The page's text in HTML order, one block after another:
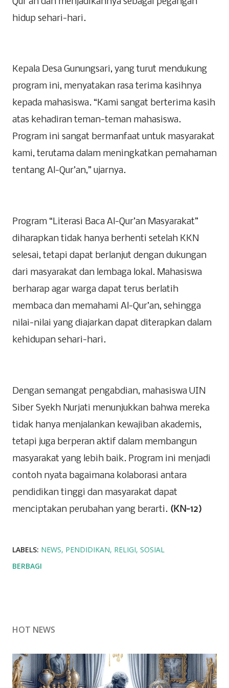
hidup sehari-hari.
Kepala Desa Gunungsari, yang turut mendukung
program ini, menyatakan rasa terima kasihnya
kepada mahasiswa. “Kami sangat berterima kasih
atas kehadiran teman-teman mahasiswa.
Program ini sangat bermanfaat untuk masyarakat
kami, terutama dalam meningkatkan pemahaman
tentang Al-Qur’an,” ujarnya.
Program “Literasi Baca Al-Qur’an Masyarakat”
diharapkan tidak hanya berhenti setelah KKN
selesai, tetapi dapat berlanjut dengan dukungan
dari masyarakat dan lembaga lokal. Mahasiswa
berharap agar warga dapat terus berlatih
membaca dan memahami Al-Qur’an, sehingga
nilai-nilai yang diajarkan dapat diterapkan dalam
kehidupan sehari-hari.
Dengan semangat pengabdian, mahasiswa UIN
Siber Syekh Nurjati menunjukkan bahwa mereka
tidak hanya menjalankan kewajiban akademis,
tetapi juga berperan aktif dalam membangun
masyarakat yang lebih baik. Program ini menjadi
contoh nyata bagaimana kolaborasi antara
pendidikan tinggi dan masyarakat dapat
menciptakan perubahan yang berarti. (KN-12)
LABELS: NEWS PENDIDIKAN RELIGI SOSIAL
BERBAGI
HOT NEWS